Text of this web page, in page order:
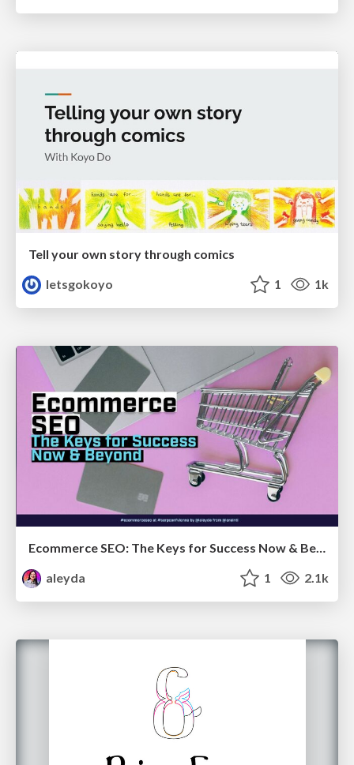
Tell your own story through comics
letsgokoyo
1 1k
Ecommerce SEO: The Keys for Success Now & Beyond - #SERPConf2024
aleyda
1 2.1k